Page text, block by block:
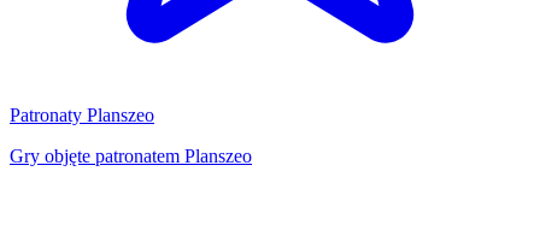
Patronaty Planszeo
Gry objęte patronatem Planszeo